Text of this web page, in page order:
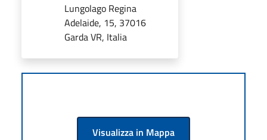
Lungolago Regina
Adelaide, 15, 37016
Garda VR, Italia
Visualizza in Mappa